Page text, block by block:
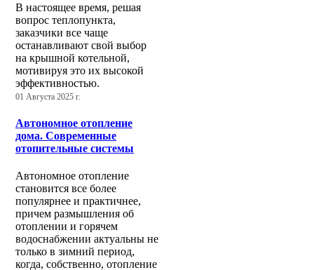
В настоящее время, решая
вопрос теплопункта,
заказчики все чаще
останавливают свой выбор
на крышной котельной,
мотивируя это их высокой
эффективностью.
01 Августа 2025 г.
Автономное отопление
дома. Современные
отопительные системы
Автономное отопление
становится все более
популярнее и практичнее,
причем размышления об
отоплении и горячем
водоснабжении актуальны не
только в зимний период,
когда, собственно, отопление